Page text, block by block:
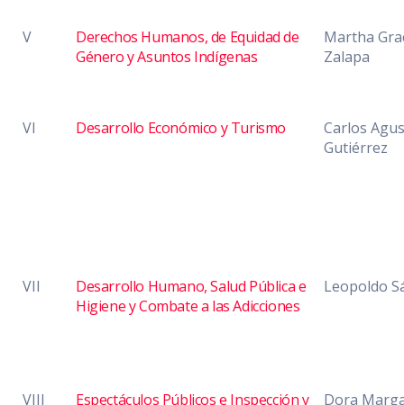
V
Derechos Humanos, de Equidad de
Género y Asuntos Indígenas
Martha
Zalapa
VI Desarrollo Económico y Turismo
Carlos
Gutiérrez
VII
Desarrollo Humano, Salud Pública e
Higiene y Combate a las Adicciones
Leopoldo
VIII Espectáculos Públicos e Inspección y Dora